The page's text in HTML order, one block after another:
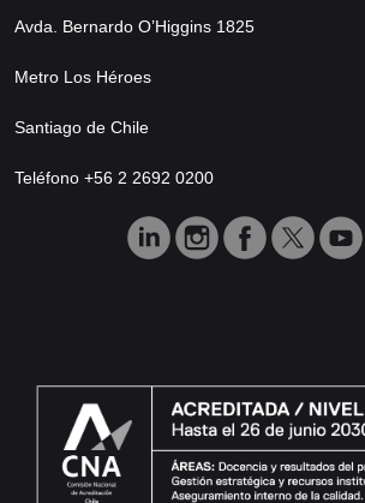
Avda. Bernardo O’Higgins 1825
Metro Los Héroes
Santiago de Chile
Teléfono +56 2 2692 0200